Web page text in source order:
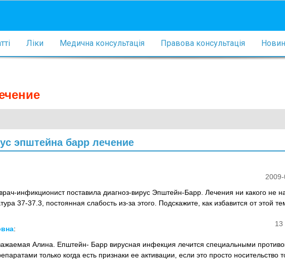
Ліки Медична консультація Правова консультація
эпштейна барр лечение
инфикционист поставила диагноз-вирус Эпштейн-Барр. Лечения ни какого не
37-37.3, постоянная слабость из-за этого. Подскажите, как избавится от этой
13
:
Алина. Епштейн- Барр вирусная инфекция лечится специальными
только когда есть признаки ее активации, если это просто носительство